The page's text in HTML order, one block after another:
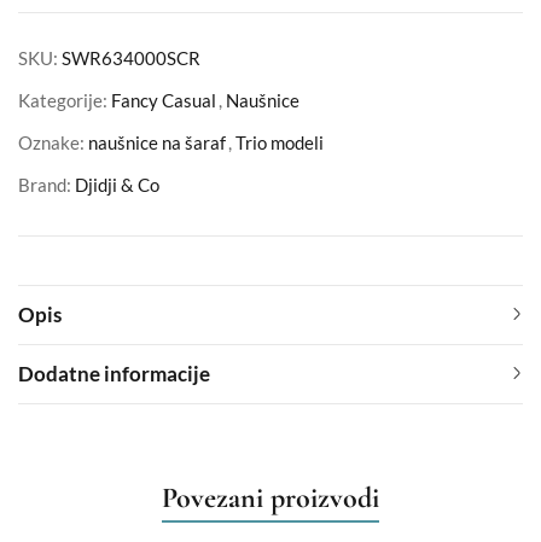
SKU: SWR634000SCR
Kategorije: Fancy Casual , Naušnice
Oznake: naušnice na šaraf,Trio modeli
Brand: Djidji & Co
Opis
Dodatne informacije
Povezani proizvodi